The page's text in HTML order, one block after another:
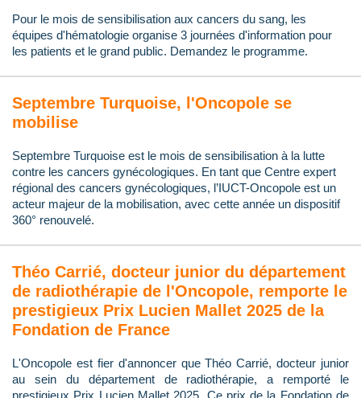
Pour le mois de sensibilisation aux cancers du sang, les
équipes d'hématologie organise 3 journées d'information pour
les patients et le grand public. Demandez le programme.
Septembre Turquoise, l'Oncopole se
mobilise
Septembre Turquoise est le mois de sensibilisation à la lutte
contre les cancers gynécologiques. En tant que Centre expert
régional des cancers gynécologiques, l’IUCT-Oncopole est un
acteur majeur de la mobilisation, avec cette année un dispositif
360° renouvelé.
Théo Carrié, docteur junior du département
de radiothérapie de l'Oncopole, remporte le
prestigieux Prix Lucien Mallet 2025 de la
Fondation de France
L'Oncopole est fier d'annoncer que Théo Carrié, docteur junior
au sein du département de radiothérapie, a remporté le
prestigieux Prix Lucien Mallet 2025. Ce prix de la Fondation de